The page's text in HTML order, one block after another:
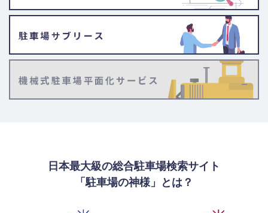
日本最大級の総合駐車場検索サイト
「駐車場の神様」とは？